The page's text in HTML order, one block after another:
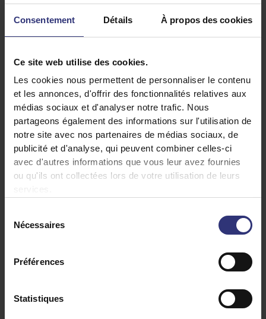
Consentement Détails À propos des cookies
Ce site web utilise des cookies.
Les cookies nous permettent de personnaliser le contenu
et les annonces, d'offrir des fonctionnalités relatives aux
médias sociaux et d'analyser notre trafic. Nous
partageons également des informations sur l'utilisation de
notre site avec nos partenaires de médias sociaux, de
publicité et d'analyse, qui peuvent combiner celles-ci
avec d'autres informations que vous leur avez fournies
ou qu'ils ont collectées lors de votre utilisation de leurs
services.
Nécessaires
Préférences
Statistiques
Des quartiers de citron vert pour décorer
Découvrez des recettes similaires